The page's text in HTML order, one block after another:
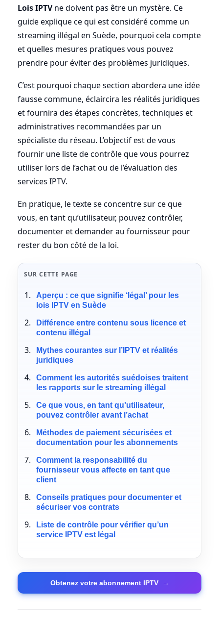
Lois IPTVne doivent pas être un mystère. Ce
guide explique ce qui est considéré comme un
streaming illégal en Suède, pourquoi cela compte
et quelles mesures pratiques vous pouvez
prendre pour éviter des problèmes juridiques.
C’est pourquoi chaque section abordera une idée
fausse commune, éclaircira les réalités juridiques
et fournira des étapes concrètes, techniques et
administratives recommandées par un
spécialiste du réseau. L’objectif est de vous
fournir une liste de contrôle que vous pourrez
utiliser lors de l’achat ou de l’évaluation des
services IPTV.
En pratique, le texte se concentre sur ce que
vous, en tant qu’utilisateur, pouvez contrôler,
documenter et demander au fournisseur pour
rester du bon côté de la loi.
SUR CETTE PAGE
Aperçu : ce que signifie ‘légal’ pour les
lois IPTV en Suède
Différence entre contenu sous licence et
contenu illégal
Mythes courantes sur l’IPTV et réalités
juridiques
Comment les autorités suédoises traitent
les rapports sur le streaming illégal
Ce que vous, en tant qu’utilisateur,
pouvez contrôler avant l’achat
Méthodes de paiement sécurisées et
documentation pour les abonnements
Comment la responsabilité du
fournisseur vous affecte en tant que
client
Conseils pratiques pour documenter et
sécuriser vos contrats
Liste de contrôle pour vérifier qu’un
service IPTV est légal
Obtenez votre abonnement IPTV →